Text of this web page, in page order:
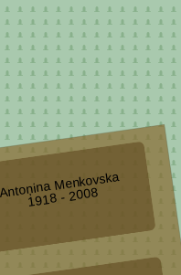
Antoņina Menkovska
1918 - 2008